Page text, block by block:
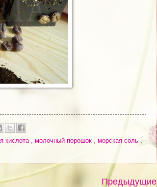
кислота молочный порошок морская соль,
Предыдущие